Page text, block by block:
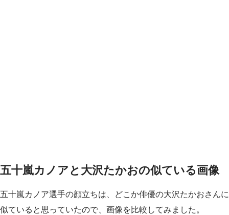
五十嵐カノアと大沢たかおの似ている画像
五十嵐カノア選手の顔立ちは、どこか俳優の大沢たかおさんに
似ていると思っていたので、画像を比較してみました。